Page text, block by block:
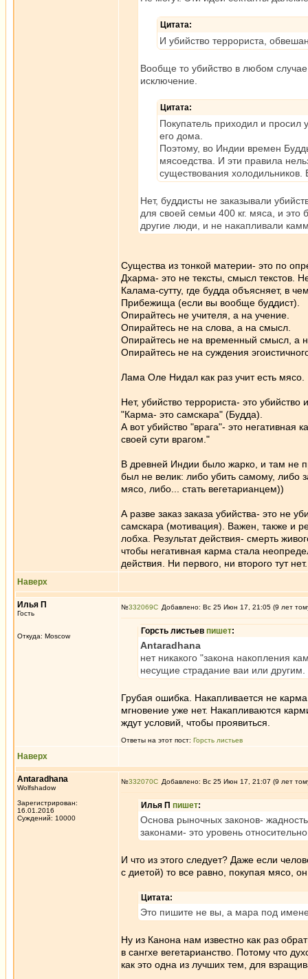
Цитата:
И убийство террориста,
Вообще то убийство в любом случае
исключение.
Цитата:
Покупатель приходил и просил
его дома.
Поэтому, во Индии времен
мясоедства. И эти правила
существования
Нет, буддисты не заказывали
для своей семьи 400 кг. мяса, и это
другие люди, и не накапливали
Существа из тонкой материи- это по
Дхарма- это не тексты, смысл текстов.
Калама-сутту, где будда объясняет, в
Прибежища (если вы вообще буддист).
Опирайтесь не учителя, а на учение.
Опирайтесь не на слова, а на смысл.
Опирайтесь не на временный смысл, а
Опирайтесь не на суждения
Лама Оле Нидал как раз учит есть
Нет, убийство террориста- это
"Карма- это самскара" (Будда).
А вот убийство "врага"- это негативная
своей сути врагом."
В древней Индии было жарко, и там не
был не велик: либо убить самому, либо
мясо, либо... стать вегетарианцем))
А разве заказ заказа убийства- это не
самскара (мотивация). Важен, также и
лобха. Результат действия- смерть
чтобы негативная карма стала
действия. Ни первого, ни второго тут нет.
Наверх
Илья П
Гость
Откуда: Moscow
№332069 Добавлено: Вс 25 Июн 17, 21:05 (9 лет
Горсть листьев пишет:
Antaradhana
нет никакого "закона накопления
несущие страдание ваи или другим.
Грубая ошибка. Накапливается не
мгновение уже нет. Накапливаются
ждут условий, чтобы проявиться.
Ответы на этот пост: Горсть листьев
Наверх
Antaradhana
Wolfshadow
Зарегистрирован:
16.01.2016
Суждений: 10000
№332070 Добавлено: Вс 25 Июн 17, 21:07 (9 лет
Илья П пишет:
Основа рыночных законов-
законами- это уровень
И что из этого следует? Даже если
с диетой) то все равно, покупая мясо,
Цитата:
Это пишите не вы, а мара под
Ну из Канона нам известно как раз
в сангхе вегетарианство. Потому что
как это одна из лучших тем, для